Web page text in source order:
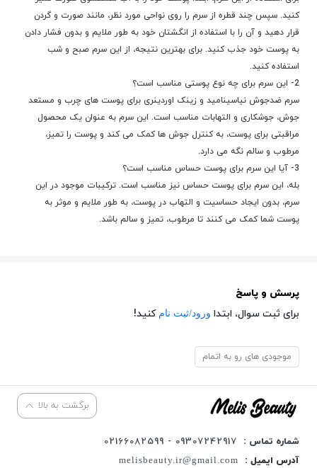
کنید. سپس چند قطره از سرم را روی نواحی مورد نظر، مانند صورت و گردن
قرار دهید و آن را با استفاده از انگشتان خود به طور ملایم و بدون فشار دادن
به پوست خود جذب کنید. برای بهترین نتیجه، از این سرم صبح و شب
استفاده کنید.
2- این سرم برای چه نوع پوستی مناسب است؟
سرم ضدجوش نیاسینامید و زینک اوردینری برای پوست های چرب و مستعد
جوش، جوشکاری و التهابات مناسب است. این سرم به عنوان یک محصول
مراقبتی برای پوست، به کنترل جوش ها کمک می کند و پوست را تمیز،
مرطوب و سالم نگه می دارد.
3- آیا این سرم برای پوست حساس مناسب است؟
بله، این سرم برای پوست حساس نیز مناسب است. ترکیبات موجود در این
سرم، بدون ایجاد حساسیت و التهاب در پوست، به طور ملایم و موثر به
پوست شما کمک می کنند تا مرطوب، تمیز و سالم باشد.
پرسش و پاسخ
برای ثبت سوال، ابتدا ورود/ثبت نام کنید!
موجودی های رو به اتمام
برگشت به بالا
شماره تماس :
09307242917 - 02166082599
آدرس ایمیل :
melisbeauty.ir@gmail.com